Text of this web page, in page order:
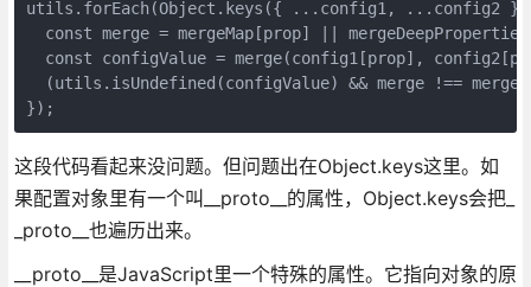
utils.forEach(Object.keys({ ...config1, ...config2 }),
const merge = mergeMap[prop] ||
const configValue = merge(config1[prop],
(utils.isUndefined(configValue) && merge !==
});
这段代码看起来没问题。但问题出在Object.keys这里。如
果配置对象里有一个叫__proto__的属性，Object.keys会把_
_proto__也遍历出来。
__proto__是JavaScript里一个特殊的属性。它指向对象的原